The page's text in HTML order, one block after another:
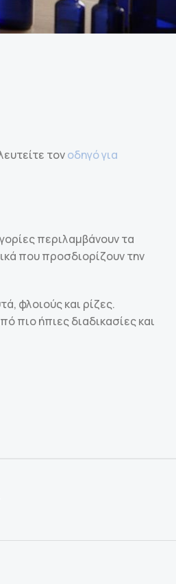
τονοδηγό για
περιλαμβάνουν τα
που προσδιορίζουν την
φλοιούς και ρίζες.
πιο ήπιες διαδικασίες και